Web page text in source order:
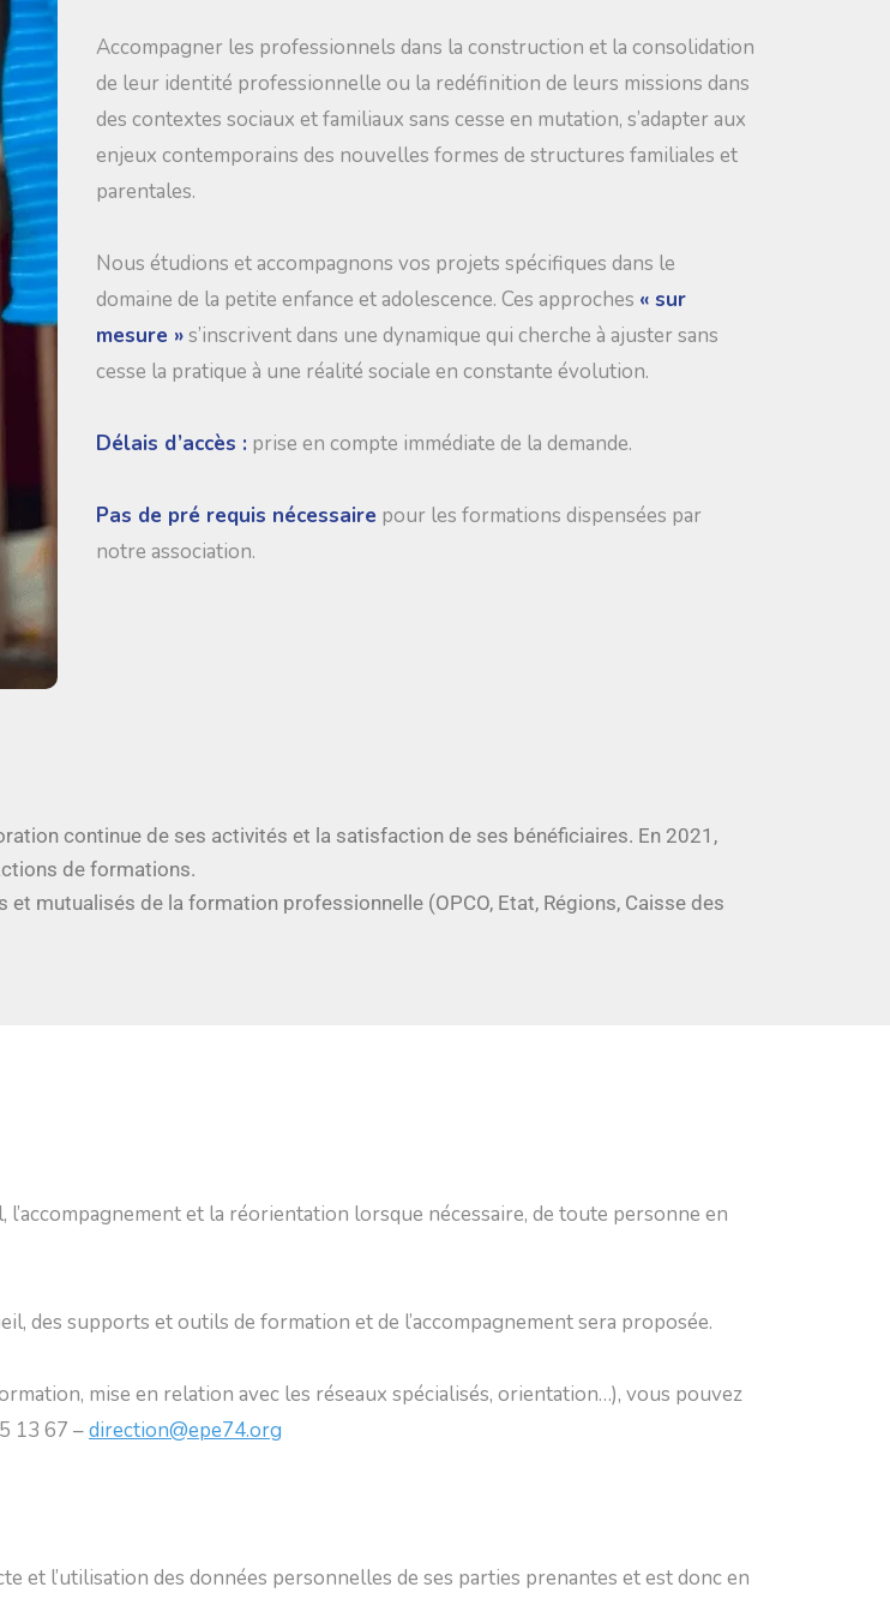
Accompagner les professionnels dans la construction et la consolidation
de leur identité professionnelle ou la redéfinition de leurs missions dans
des contextes sociaux et familiaux sans cesse en mutation, s’adapter aux
enjeux contemporains des nouvelles formes de structures familiales et
parentales.
Nous étudions et accompagnons vos projets spécifiques dans le
domaine de la petite enfance et adolescence. Ces approches « sur
mesure »s’inscrivent dans une dynamique qui cherche à ajuster sans
cesse la pratique à une réalité sociale en constante évolution.
Délais d’accès : prise en compte immédiate de la demande.
Pas de pré requis nécessaire pour les formations dispensées par
notre association.
continue de ses activités et la satisfaction de ses bénéficiaires. En 2021,
de formations.
mutualisés de la formation professionnelle (OPCO, Etat, Régions, Caisse des
l’accompagnement et la réorientation lorsque nécessaire, de toute personne en
des supports et outils de formation et de l’accompagnement sera proposée.
mise en relation avec les réseaux spécialisés, orientation…), vous pouvez
13 67 –direction@epe74.org
et l’utilisation des données personnelles de ses parties prenantes et est donc en